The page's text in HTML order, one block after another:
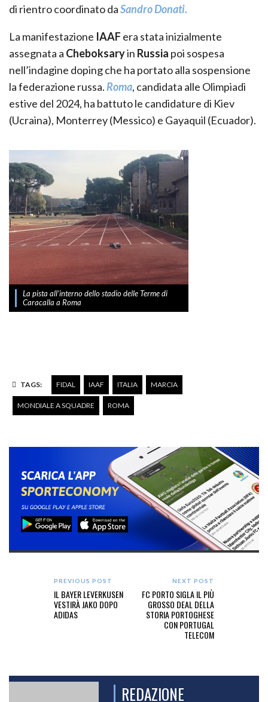
di rientro coordinato daSandro Donati.
La manifestazione IAAF era stata inizialmente
assegnata a Cheboksaryin Russia poi sospesa
nell’indagine doping che ha portato alla sospensione
la federazione russa. Roma, candidata alle Olimpiadi
estive del 2024, ha battuto le candidature di Kiev
(Ucraina), Monterrey (Messico) e Gayaquil (Ecuador).
La pista all’interno dello stadio delle Terme di
Caracalla a Roma
TAGS: FIDAL IAAF ITALIA MARCIA
MONDIALE A SQUADRE ROMA
PREVIOUS POST
IL BAYER LEVERKUSEN
VESTIRÀ JAKO DOPO
ADIDAS
NEXT POST
FC PORTO SIGLA IL PIÙ
GROSSO DEAL DELLA
STORIA PORTOGHESE
CON PORTUGAL
TELECOM
REDAZIONE